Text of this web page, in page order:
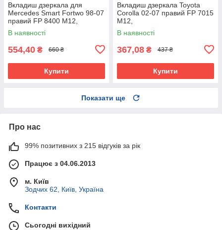
Вкладиш дзеркала для
Mercedes Smart Fortwo 98-07
правий FP 8400 M12,
В наявності
554,40 ₴ 660 ₴
Купити
Вкладиш дзеркала Toyota
Corolla 02-07 правий FP 7015
M12,
В наявності
367,08 ₴ 437 ₴
Купити
Показати ще
Про нас
99% позитивних з 215 відгуків за рік
Працює з 04.06.2013
м. Київ
Зодчих 62, Київ, Україна
Контакти
Сьогодні вихідний